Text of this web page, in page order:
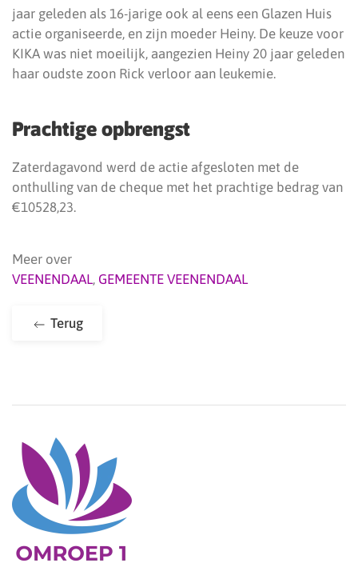
jaar geleden als 16-jarige ook al eens een Glazen Huis
actie organiseerde, en zijn moeder Heiny. De keuze voor
KIKA was niet moeilijk, aangezien Heiny 20 jaar geleden
haar oudste zoon Rick verloor aan leukemie.
Prachtige opbrengst
Zaterdagavond werd de actie afgesloten met de
onthulling van de cheque met het prachtige bedrag van
€10528,23.
Meer over
VEENENDAAL, GEMEENTE VEENENDAAL
Terug